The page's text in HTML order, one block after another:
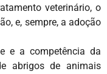
veterinário, o
e, sempre, a adoção
e a competência da
abrigos de animais